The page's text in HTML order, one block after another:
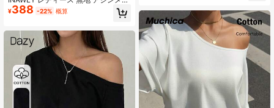
リーショルダー 半袖 カジュアル 快
適 Tシャツ、夏用
¥388 -22% 概算